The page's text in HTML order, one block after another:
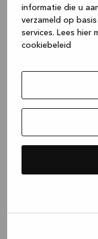
informatie die u
verzameld op
services. Lees hier
cookiebeleid